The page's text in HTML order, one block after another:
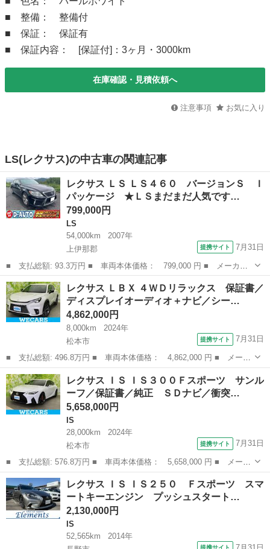
■ 整備： 整備付
■ 保証： 保証有
■ 保証内容： [保証付]：3ヶ月・3000km
在庫確認・見積依頼へ
注意事項 お気に入り
LS(レクサス)の中古車の関連記事
レクサス ＬＳ ＬＳ４６０ バージョンＳ Ｉ
パッケージ ★ＬＳまだまだ人気です…
799,000円
LS
54,000km
2007年
上伊那郡
提携サイト 7月31日
■ 支払総額: 93.3万円 ■ 車両本体価格： 799,000 円 ■ メーカー
名： レクサス ■ 車種名： ＬＳ ■ グレード名： ＬＳ４６０
バージョンＳ Ｉパッケージ ★ＬＳまだまだ人気です★実走行済み
★人気色★ ...
長野 上伊那郡
レクサス ＬＢＸ ４ＷＤリラックス 保証書／
ディスプレイオーディオ＋ナビ／シー…
4,862,000円
8,000km
2024年
松本市
提携サイト 7月31日
■ 支払総額: 496.8万円 ■ 車両本体価格： 4,862,000 円 ■ メーカ
ー名： レクサス ■ 車種名： ＬＢＸ ■ グレード名： ４ＷＤリ
ラックス 保証書／ディスプレイオーディオ＋ナビ／シートヒーター
／全方位...
長野 松本市 レクサス
レクサス ＩＳ ＩＳ３００Ｆスポーツ サンル
ーフ／保証書／純正 ＳＤナビ／衝突…
5,658,000円
IS
28,000km
2024年
松本市
提携サイト 7月31日
■ 支払総額: 576.8万円 ■ 車両本体価格： 5,658,000 円 ■ メーカ
ー名： レクサス ■ 車種名： ＩＳ ■ グレード名： ＩＳ３００
Ｆスポーツ サンルーフ／保証書／純正 ＳＤナビ／衝突安全装置／
シートヒ...
長野 松本市 IS
レクサス ＩＳ ＩＳ２５０ Ｆスポーツ スマ
ートキーエンジン プッシュスタート…
2,130,000円
IS
52,565km
2014年